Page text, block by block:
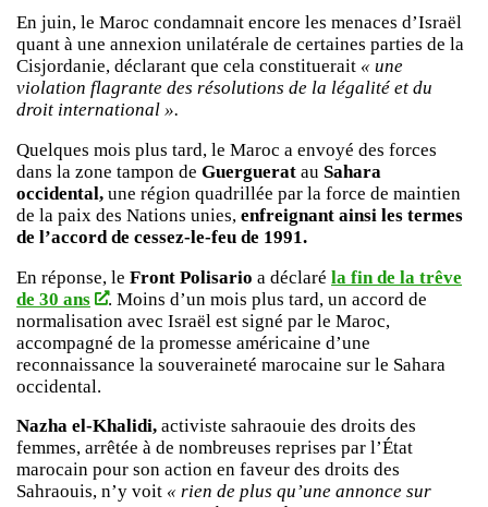
En juin, le Maroc condamnait encore les menaces d’Israël
quant à une annexion unilatérale de certaines parties de la
Cisjordanie, déclarant que cela constituerait « une
violation flagrante des résolutions de la légalité et du
droit international ».
Quelques mois plus tard, le Maroc a envoyé des forces
dans la zone tampon de Guerguerat au Sahara
occidental, une région quadrillée par la force de maintien
de la paix des Nations unies, enfreignant ainsi les termes
de l’accord de cessez-le-feu de 1991.
En réponse, le Front Polisario a déclaré la fin de la trêve
de 30 ans
. Moins d’un mois plus tard, un accord de
normalisation avec Israël est signé par le Maroc,
accompagné de la promesse américaine d’une
reconnaissance la souveraineté marocaine sur le Sahara
occidental.
Nazha el-Khalidi, activiste sahraouie des droits des
femmes, arrêtée à de nombreuses reprises par l’État
marocain pour son action en faveur des droits des
Sahraouis, n’y voit « rien de plus qu’une annonce sur